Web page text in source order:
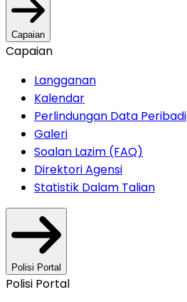
Capaian
Capaian
Langganan
Kalendar
Perlindungan Data Peribadi
Galeri
Soalan Lazim (FAQ)
Direktori Agensi
Statistik Dalam Talian
Polisi Portal
Polisi Portal